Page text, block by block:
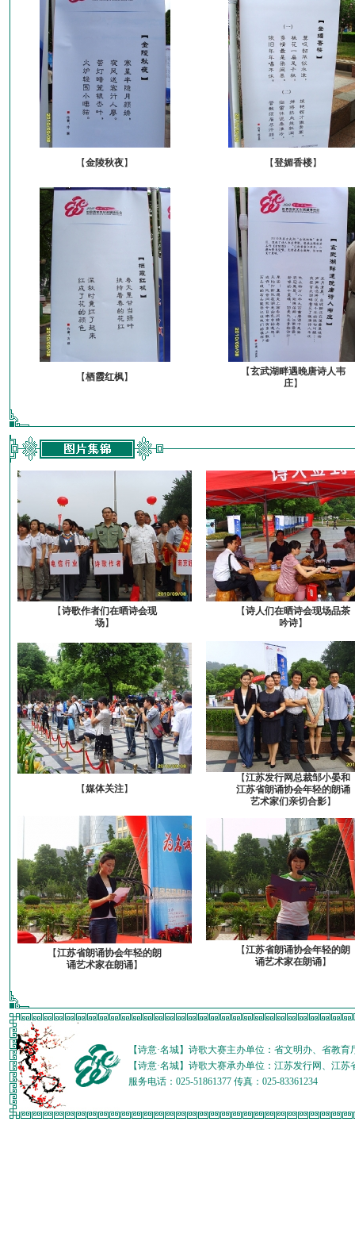
【金陵秋夜】 【登媚香楼】
【栖霞红枫】 【玄武湖畔遇晚唐诗人韦
庄】
【诗歌作者们在晒诗会现
场】
【诗人们在晒诗会现场品茶
吟诗】
【媒体关注】
【江苏发行网总裁邹小晏和
江苏省朗诵协会年轻的朗诵
艺术家们亲切合影】
【江苏省朗诵协会年轻的朗
诵艺术家在朗诵】
【江苏省朗诵协会年轻的朗
诵艺术家在朗诵】
【诗意·名城】诗歌大赛主办单位：省文明办、省教
【诗意·名城】诗歌大赛承办单位：江苏发行网、江
服务电话：025-51861377 传真：025-83361234